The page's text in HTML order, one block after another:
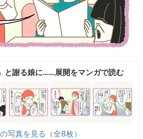
と謝る娘に……展開をマンガで読む
写真を見る（全8枚）